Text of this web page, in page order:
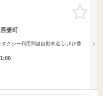
お気に入
りに追加
妻町
クシー利用関越自動車道 渋川伊香